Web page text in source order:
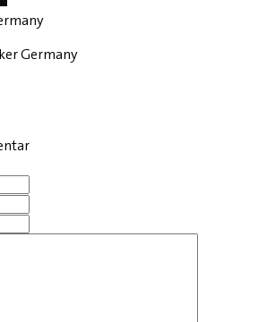
Germany